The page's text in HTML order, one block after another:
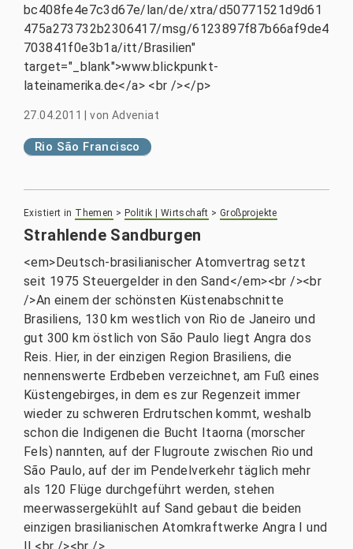
bc408fe4e7c3d67e/lan/de/xtra/d50771521d9d61
475a273732b2306417/msg/6123897f87b66af9de4
703841f0e3b1a/itt/Brasilien"
target="_blank">www.blickpunkt-
lateinamerika.de</a> <br /></p>
27.04.2011 |von Adveniat
Rio São Francisco
Existiert in Themen > Politik | Wirtschaft >Großprojekte
Strahlende Sandburgen
<em>Deutsch-brasilianischer Atomvertrag setzt
seit 1975 Steuergelder in den Sand</em><br /><br
/>An einem der schönsten Küstenabschnitte
Brasiliens, 130 km westlich von Rio de Janeiro und
gut 300 km östlich von São Paulo liegt Angra dos
Reis. Hier, in der einzigen Region Brasiliens, die
nennenswerte Erdbeben verzeichnet, am Fuß eines
Küstengebirges, in dem es zur Regenzeit immer
wieder zu schweren Erdrutschen kommt, weshalb
schon die Indigenen die Bucht Itaorna (morscher
Fels) nannten, auf der Flugroute zwischen Rio und
São Paulo, auf der im Pendelverkehr täglich mehr
als 120 Flüge durchgeführt werden, stehen
meerwassergekühlt auf Sand gebaut die beiden
einzigen brasilianischen Atomkraftwerke Angra I und